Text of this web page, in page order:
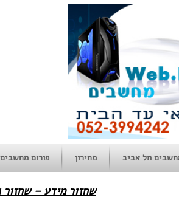
תל אביב מחירון פורום מחשבים
שחזור מידע – שחזור